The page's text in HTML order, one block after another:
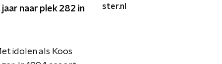
naar plek 282 in
idolen als Koos
ster.nl